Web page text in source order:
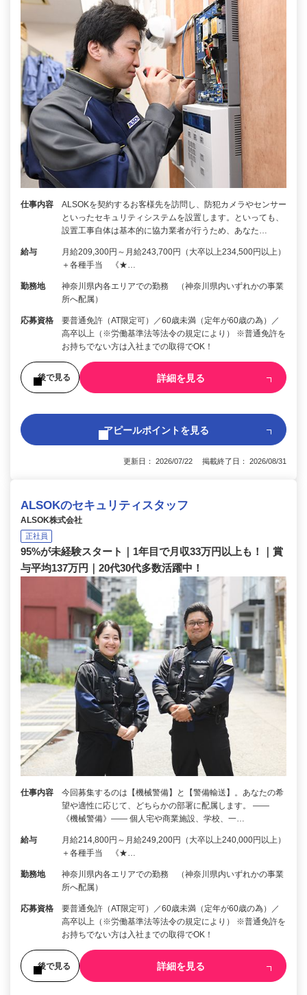
仕事内容
ALSOKを契約するお客様先を訪問し、防犯カメラやセンサー
といったセキュリティシステムを設置します。といっても、
設置工事自体は基本的に協力業者が行うため、あなた…
給与
月給209,300円～月給243,700円（大卒以上234,500円以上）
＋各種手当 《★…
勤務地
神奈川県内各エリアでの勤務 （神奈川県内いずれかの事業
所へ配属）
応募資格
要普通免許（AT限定可）／60歳未満（定年が60歳の為）／
高卒以上（※労働基準法等法令の規定により） ※普通免許を
お持ちでない方は入社までの取得でOK！
後で見る 詳細を見る
アピールポイントを見る
更新日： 2026/07/22 掲載終了日： 2026/08/31
ALSOKのセキュリティスタッフ
ALSOK株式会社
正社員
95%が未経験スタート｜1年目で月収33万円以上も！｜賞
与平均137万円｜20代30代多数活躍中！
仕事内容
今回募集するのは【機械警備】と【警備輸送】。あなたの希
望や適性に応じて、どちらかの部署に配属します。 ――
《機械警備》―― 個人宅や商業施設、学校、一…
給与
月給214,800円～月給249,200円（大卒以上240,000円以上）
＋各種手当 《★…
勤務地
神奈川県内各エリアでの勤務 （神奈川県内いずれかの事業
所へ配属）
応募資格
要普通免許（AT限定可）／60歳未満（定年が60歳の為）／
高卒以上（※労働基準法等法令の規定により） ※普通免許を
お持ちでない方は入社までの取得でOK！
後で見る 詳細を見る